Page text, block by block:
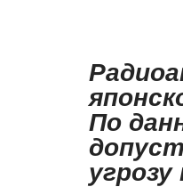
По